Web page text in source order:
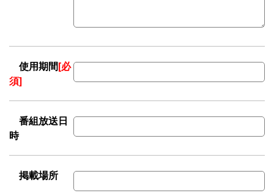
使用期間[必
須]
番組放送日
時
掲載場所